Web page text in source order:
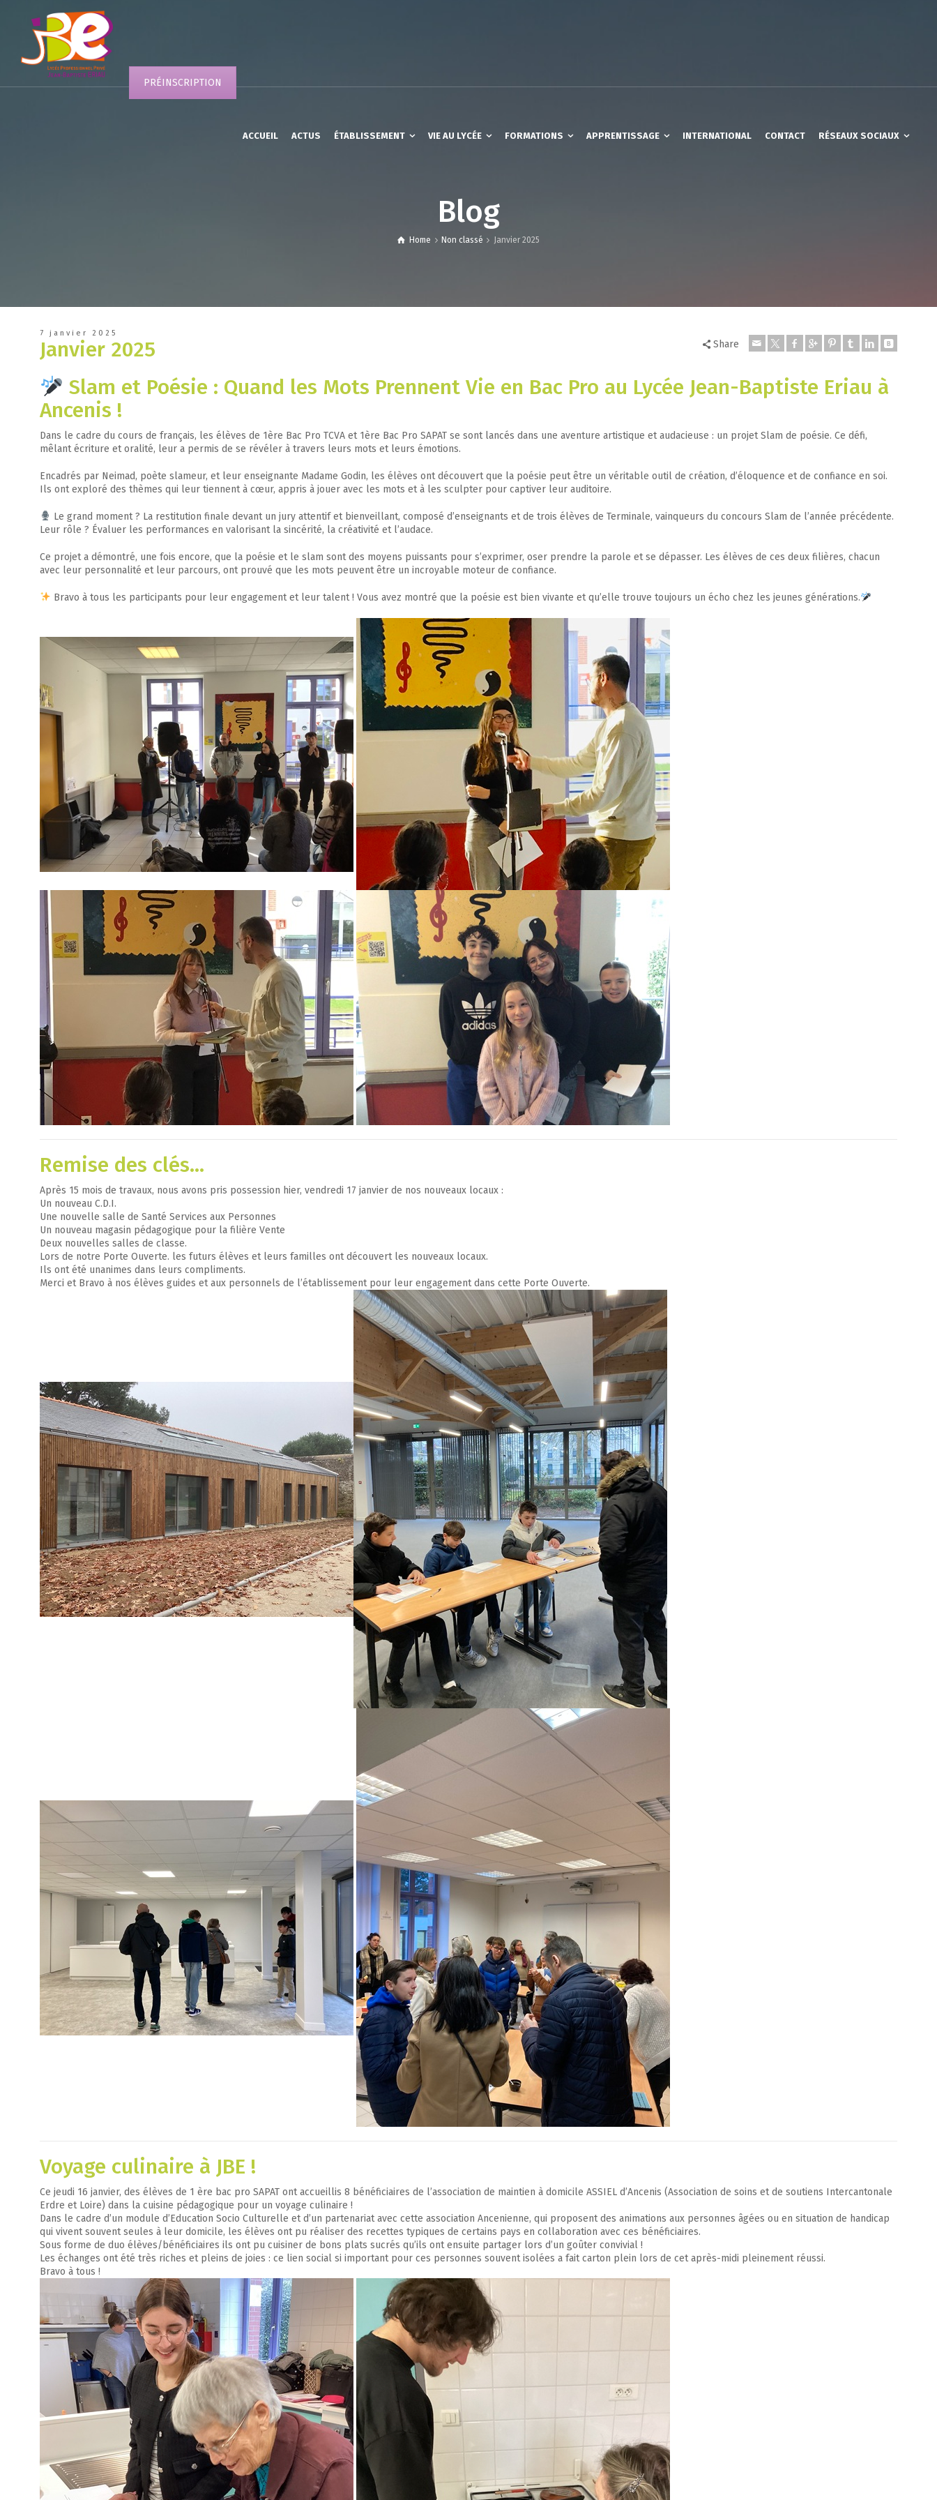
PRÉINSCRIPTION
ACCUEIL ACTUS ÉTABLISSEMENT VIE AU LYCÉE FORMATIONS APPRENTISSAGE INTERNATIONAL CONTACT RÉSEAUX SOCIAUX
Blog
Home Non classé Janvier 2025
7 janvier 2025
Janvier 2025 Share
Slam et Poésie : Quand les Mots Prennent Vie en Bac Pro au Lycée Jean-Baptiste Eriau à
Ancenis !
Dans le cadre du cours de français, les élèves de 1ère Bac Pro TCVA et 1ère Bac Pro SAPAT se sont lancés dans une aventure artistique et audacieuse : un projet Slam de poésie. Ce défi,
mêlant écriture et oralité, leur a permis de se révéler à travers leurs mots et leurs émotions.
Encadrés par Neimad, poète slameur, et leur enseignante Madame Godin, les élèves ont découvert que la poésie peut être un véritable outil de création, d’éloquence et de confiance en soi.
Ils ont exploré des thèmes qui leur tiennent à cœur, appris à jouer avec les mots et à les sculpter pour captiver leur auditoire.
Le grand moment ? La restitution finale devant un jury attentif et bienveillant, composé d’enseignants et de trois élèves de Terminale, vainqueurs du concours Slam de l’année précédente.
Leur rôle ? Évaluer les performances en valorisant la sincérité, la créativité et l’audace.
Ce projet a démontré, une fois encore, que la poésie et le slam sont des moyens puissants pour s’exprimer, oser prendre la parole et se dépasser. Les élèves de ces deux filières, chacun
avec leur personnalité et leur parcours, ont prouvé que les mots peuvent être un incroyable moteur de confiance.
Bravo à tous les participants pour leur engagement et leur talent ! Vous avez montré que la poésie est bien vivante et qu’elle trouve toujours un écho chez les jeunes générations.
Remise des clés…
Après 15 mois de travaux, nous avons pris possession hier, vendredi 17 janvier de nos nouveaux locaux :
Un nouveau C.D.I.
Une nouvelle salle de Santé Services aux Personnes
Un nouveau magasin pédagogique pour la filière Vente
Deux nouvelles salles de classe.
Lors de notre Porte Ouverte. les futurs élèves et leurs familles ont découvert les nouveaux locaux.
Ils ont été unanimes dans leurs compliments.
Merci et Bravo à nos élèves guides et aux personnels de l’établissement pour leur engagement dans cette Porte Ouverte.
Voyage culinaire à JBE !
Ce jeudi 16 janvier, des élèves de 1 ère bac pro SAPAT ont accueillis 8 bénéficiaires de l’association de maintien à domicile ASSIEL d’Ancenis (Association de soins et de soutiens Intercantonale
Erdre et Loire) dans la cuisine pédagogique pour un voyage culinaire !
Dans le cadre d’un module d’Education Socio Culturelle et d’un partenariat avec cette association Ancenienne, qui proposent des animations aux personnes âgées ou en situation de handicap
qui vivent souvent seules à leur domicile, les élèves ont pu réaliser des recettes typiques de certains pays en collaboration avec ces bénéficiaires.
Sous forme de duo élèves/bénéficiaires ils ont pu cuisiner de bons plats sucrés qu’ils ont ensuite partager lors d’un goûter convivial !
Les échanges ont été très riches et pleins de joies : ce lien social si important pour ces personnes souvent isolées a fait carton plein lors de cet après-midi pleinement réussi.
Bravo à tous !